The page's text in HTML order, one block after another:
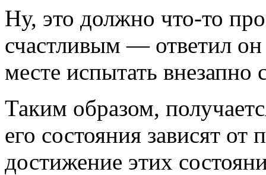
Ну, это должно что-то
счастливым — ответил
месте испытать внезапно
Таким образом,
его состояния зависят
достижение этих